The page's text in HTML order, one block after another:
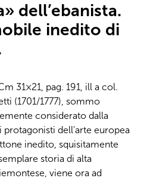
dell’ebanista.
inedito di
31×21, pag. 191, ill a col.
(1701/1777), sommo
considerato dalla
dell'arte europea
inedito, squisitamente
storia di alta
viene ora ad